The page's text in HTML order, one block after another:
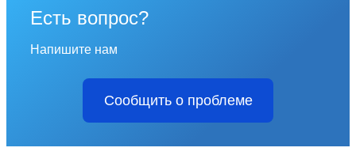
Есть вопрос?
Напишите нам
Сообщить о проблеме